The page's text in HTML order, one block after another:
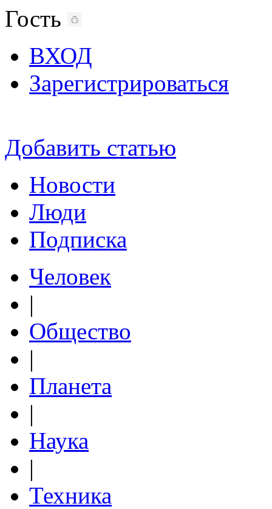
Гость
ВХОД
Зарегистрироваться
Добавить статью
Новости
Люди
Подписка
Человек
|
Общество
|
Планета
|
Наука
|
Техника